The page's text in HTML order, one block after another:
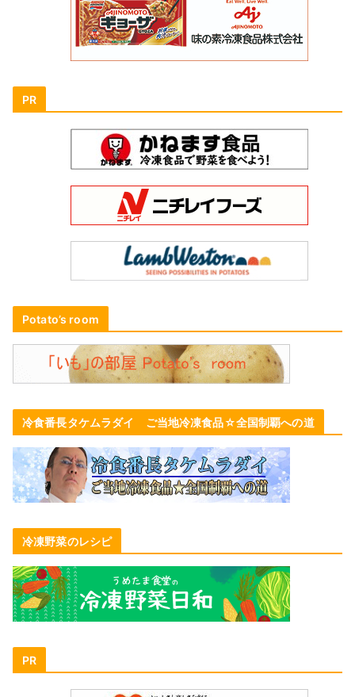
PR
Potato’s room
冷食番長タケムラダイ ご当地冷凍食品☆全国制覇への道
冷凍野菜のレシピ
PR